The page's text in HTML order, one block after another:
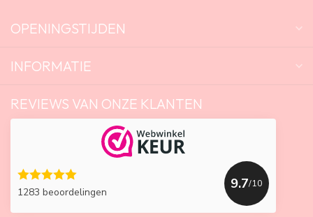
OPENINGSTIJDEN
INFORMATIE
REVIEWS VAN ONZE KLANTEN
1283 beoordelingen
9.7/10